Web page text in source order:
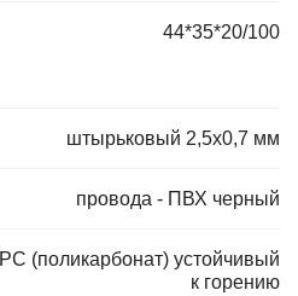
44*35*20/100
штырьковый 2,5х0,7 мм
провода - ПВХ черный
PC (поликарбонат) устойчивый
к горению